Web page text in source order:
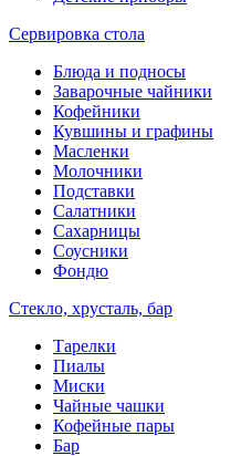
Сервировка стола
Блюда и подносы
Заварочные чайники
Кофейники
Кувшины и графины
Масленки
Молочники
Подставки
Салатники
Сахарницы
Соусники
Фондю
Стекло, хрусталь, бар
Тарелки
Пиалы
Миски
Чайные чашки
Кофейные пары
Бар